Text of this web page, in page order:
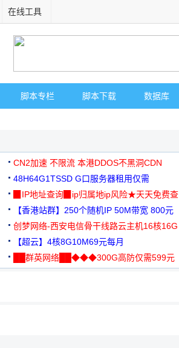
在线工具
脚本专栏 脚本下载 数据库
CN2加速 不限流 本港DDOS不黑洞CDN
48H64G1TSSD G口服务器租用仅需
3000+可免费测试
▉IP地址查询▉ip归属地ip风险★天天免费查
【香港站群】250个随机IP 50M带宽 800元
创梦网络-西安电信骨干线路云主机16核16G
88元/月
【超云】4核8G10M69元每月
██群英网络██◆◆◆300G高防仅需599元